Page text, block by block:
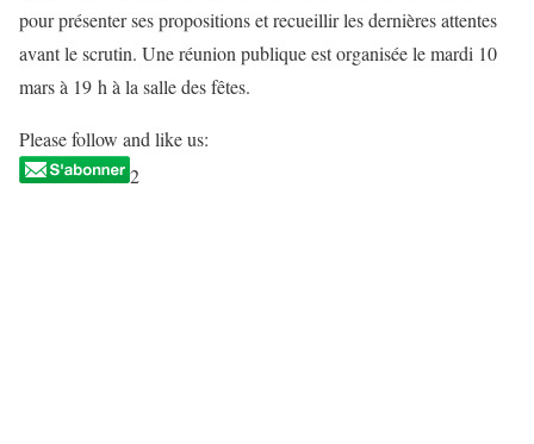
pour présenter ses propositions et recueillir les dernières attentes
avant le scrutin. Une réunion publique est organisée le mardi 10
mars à 19 h à la salle des fêtes.
Please follow and like us:
2